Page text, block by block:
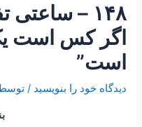
اگر کس است
است”
دیدگاه‌ خود را بنویسید /